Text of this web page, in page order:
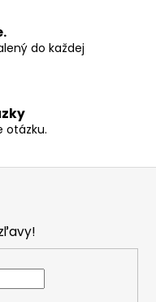
do každej
otázku.